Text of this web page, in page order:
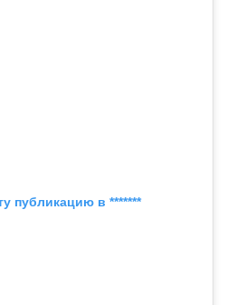
публикацию в *******